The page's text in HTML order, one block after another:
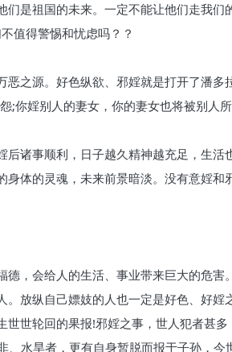
是祖国的未来。一定不能让他们走我
值得警惕和忧虑吗？？
之源。好色纵欲、邪婬就是打开了潘
;你婬别人的妻女，你的妻女也将被别人
诸事顺利，日子越久精神越充足，生活
体的灵魂，未来前景暗淡。没有意婬和
，会给人的生活、事业带来巨大的危
放纵自己嫖妓的人也一定是好色、好
世轮回的果报!邪婬之事，世人犯者甚
水旱者，更有自身暂脱而报于子孙，今